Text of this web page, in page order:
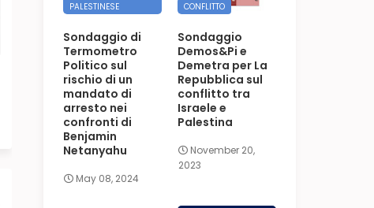
PALESTINESE
Sondaggio di
Termometro
Politico sul
rischio di un
mandato di
arresto nei
confronti di
Benjamin
Netanyahu
May 08, 2024
CONFLITTO
Sondaggio
Demos&Pi e
Demetra per La
Repubblica sul
conflitto tra
Israele e
Palestina
November 20,
2023